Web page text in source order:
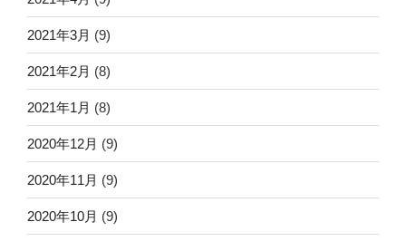
2021年3月 (9)
2021年2月 (8)
2021年1月 (8)
2020年12月 (9)
2020年11月 (9)
2020年10月 (9)